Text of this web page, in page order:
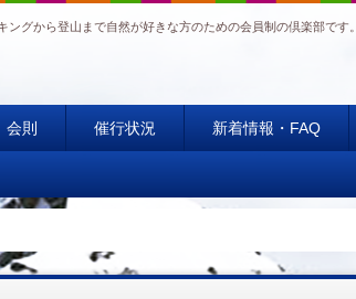
ングから登山まで自然が好きな方のための会員制の倶楽部です。
会則 催行状況 新着情報・FAQ